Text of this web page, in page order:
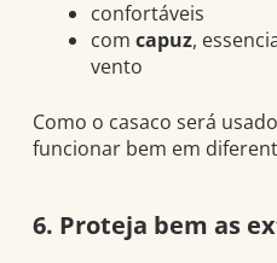
confortáveis
comcapuz,
vento
Como o casaco será
funcionar bem em
6. Proteja bem as